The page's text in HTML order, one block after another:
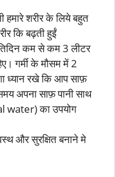
हमारे शरीर के लिये बहुत
कि बढ़ती हुईं
कम से कम 3 लीटर
गर्मी के मौसम में 2
ध्यान रखे कि आप साफ़
अपना साफ़ पानी साथ
water) का उपयोग
और सुरक्षित बनाने मे